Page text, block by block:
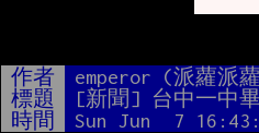
作者
emperor (派蘿派
標題
[新聞] 台中一中
時間
Sun Jun  7